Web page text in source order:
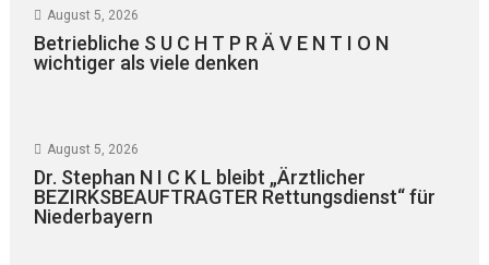
August 5, 2026
Betriebliche S U C H T P R Ä V E N T I O N
wichtiger als viele denken
August 5, 2026
Dr. Stephan N I C K L bleibt „Ärztlicher
BEZIRKSBEAUFTRAGTER Rettungsdienst“ für
Niederbayern